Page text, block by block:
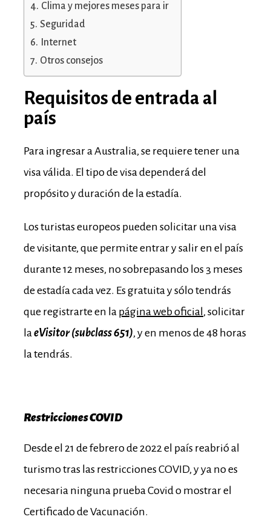
Clima y mejores meses para ir
Seguridad
Internet
Otros consejos
Requisitos de entrada al
país
Para ingresar a Australia, se requiere tener una
visa válida. El tipo de visa dependerá del
propósito y duración de la estadía.
Los turistas europeos pueden solicitar una visa
de visitante, que permite entrar y salir en el país
durante 12 meses, no sobrepasando los 3 meses
de estadía cada vez. Es gratuita y sólo tendrás
que registrarte en la página web oficial, solicitar
la eVisitor (subclass 651), y en menos de 48 horas
la tendrás.
Restricciones COVID
Desde el 21 de febrero de 2022 el país reabrió al
turismo tras las restricciones COVID, y ya no es
necesaria ninguna prueba Covid o mostrar el
Certificado de Vacunación.